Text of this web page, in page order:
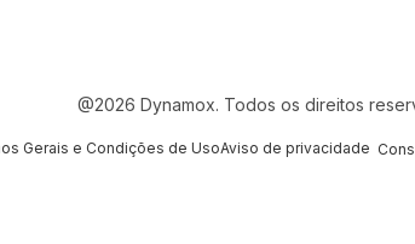
@2026 Dynamox. Todos os direitos
Gerais e Condições de UsoAviso de privacidade